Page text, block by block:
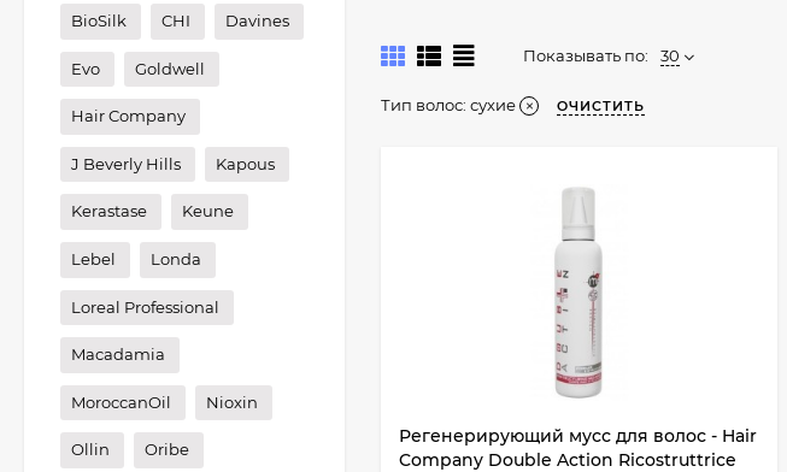
Показывать по: 30
Тип волос: сухие ОЧИСТИТЬ
Регенерирующий мусс для волос - Hair
Company Double Action Ricostruttrice
BioSilk CHI Davines
Evo Goldwell
Hair Company
J Beverly Hills Kapous
Kerastase Keune
Lebel Londa
Loreal Professional
Macadamia
MoroccanOil Nioxin
Ollin Oribe